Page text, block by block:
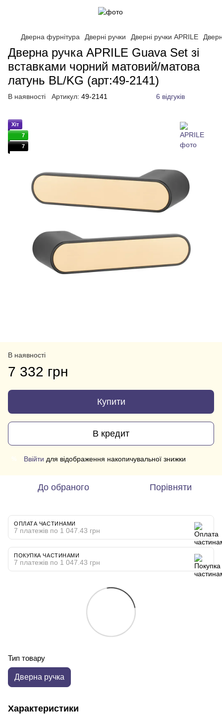
Дверна фурнітура Дверні ручки Дверні ручки APRILE
Дверна ручка APRILE Guava Set зі
вставками чорний матовий/матова
латунь BL/KG (арт:49-2141)
В наявності Артикул: 49-2141 6 відгуків
Хіт
7
7
В наявності
7 332 грн
Купити
В кредит
Ввійти для відображення накопичувальної знижки
До обраного Порівняти
ОПЛАТА ЧАСТИНАМИ
7 платежів по 1 047.43 грн
ПОКУПКА ЧАСТИНАМИ
7 платежів по 1 047.43 грн
Тип товару
Дверна ручка
Характеристики